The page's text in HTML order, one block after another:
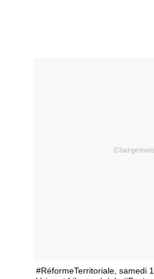
#RéformeTerritoriale, samedi